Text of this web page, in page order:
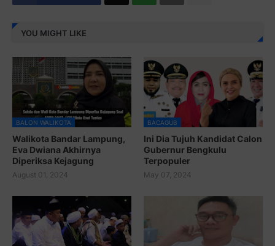
YOU MIGHT LIKE
BALON WALIKOTA
Walikota Bandar Lampung,
Eva Dwiana Akhirnya
Diperiksa Kejagung
August 01, 2024
BACAGUB
Ini Dia Tujuh Kandidat Calon
Gubernur Bengkulu
Terpopuler
May 07, 2024